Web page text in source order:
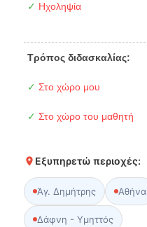
✓ Ηχοληψία
Τρόπος διδασκαλίας:
✓ Στο χώρο μου
✓ Στο χώρο του μαθητή
Εξυπηρετώ περιοχές:
Άγ. Δημήτρης Αθήνα
Δάφνη - Υμηττός